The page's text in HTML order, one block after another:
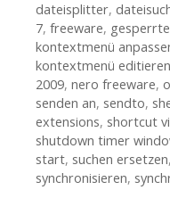
dateisplitter,
7, freeware,
kontextmenü
kontextmenü editieren
2009, nero freeware,
senden an, sendto,
extensions, shortcut
shutdown timer
start, suchen ersetzen,
synchronisieren,